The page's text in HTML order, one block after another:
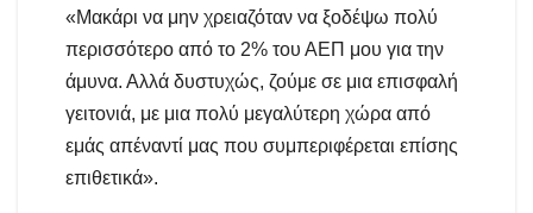
«Μακάρι να μην χρειαζόταν να ξοδέψω πολύ
περισσότερο από το 2% του ΑΕΠ μου για την
άμυνα. Αλλά δυστυχώς, ζούμε σε μια επισφαλή
γειτονιά, με μια πολύ μεγαλύτερη χώρα από
εμάς απέναντί μας που συμπεριφέρεται επίσης
επιθετικά».